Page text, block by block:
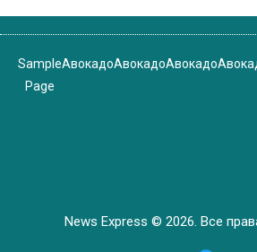
Sample
Page
АвокадоАвокадоАвокадо
News Express © 2026. Все